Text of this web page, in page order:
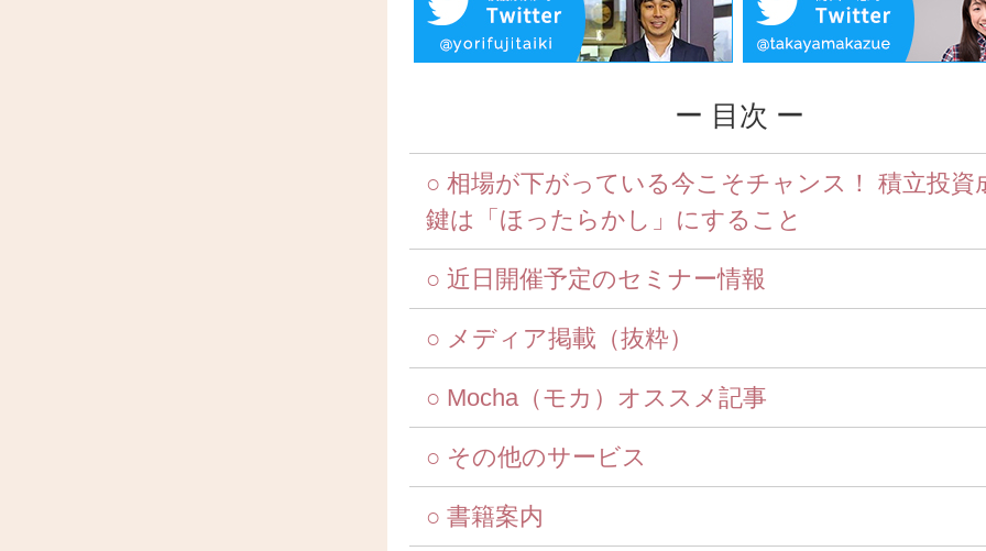
ー 目次 ー
○ 相場が下がっている今こそチャンス！ 積立投資
鍵は「ほったらかし」にすること
○ 近日開催予定のセミナー情報
○ メディア掲載（抜粋）
○ Mocha（モカ）オススメ記事
○ その他のサービス
○ 書籍案内